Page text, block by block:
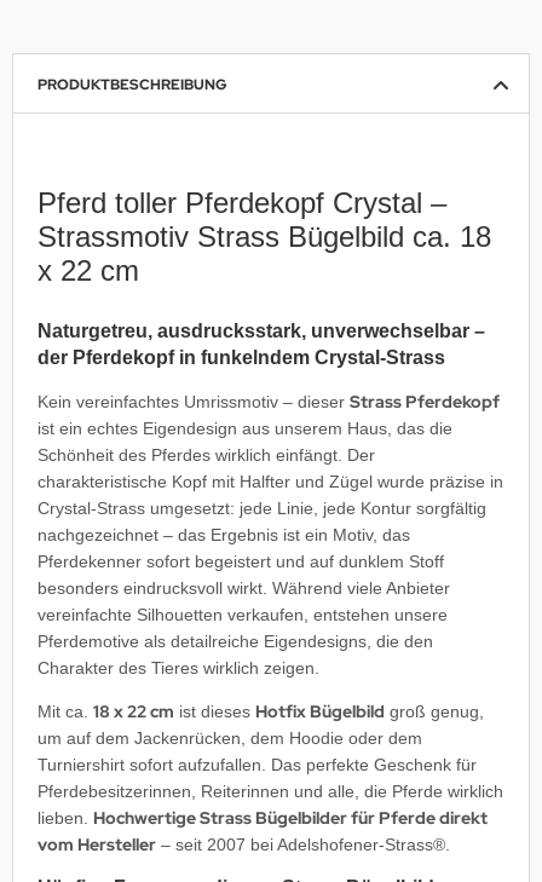
PRODUKTBESCHREIBUNG
Pferd toller Pferdekopf Crystal –
Strassmotiv Strass Bügelbild ca. 18
x 22 cm
Naturgetreu, ausdrucksstark, unverwechselbar –
der Pferdekopf in funkelndem Crystal-Strass
Kein vereinfachtes Umrissmotiv – dieser Strass Pferdekopf
ist ein echtes Eigendesign aus unserem Haus, das die
Schönheit des Pferdes wirklich einfängt. Der
charakteristische Kopf mit Halfter und Zügel wurde präzise in
Crystal-Strass umgesetzt: jede Linie, jede Kontur sorgfältig
nachgezeichnet – das Ergebnis ist ein Motiv, das
Pferdekenner sofort begeistert und auf dunklem Stoff
besonders eindrucksvoll wirkt. Während viele Anbieter
vereinfachte Silhouetten verkaufen, entstehen unsere
Pferdemotive als detailreiche Eigendesigns, die den
Charakter des Tieres wirklich zeigen.
Mit ca. 18 x 22 cm ist dieses Hotfix Bügelbild groß genug,
um auf dem Jackenrücken, dem Hoodie oder dem
Turniershirt sofort aufzufallen. Das perfekte Geschenk für
Pferdebesitzerinnen, Reiterinnen und alle, die Pferde wirklich
lieben. Hochwertige Strass Bügelbilder für Pferde direkt
vom Hersteller – seit 2007 bei Adelshofener-Strass®.